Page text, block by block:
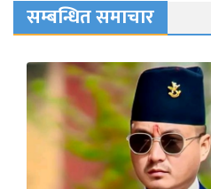
सम्बन्धित समाचार